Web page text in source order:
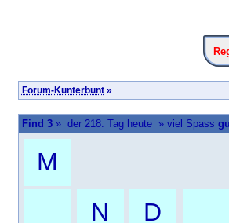
Forum-Kunterbunt»
Find 3» der 218. Tag heute » viel Spass
M
N
D